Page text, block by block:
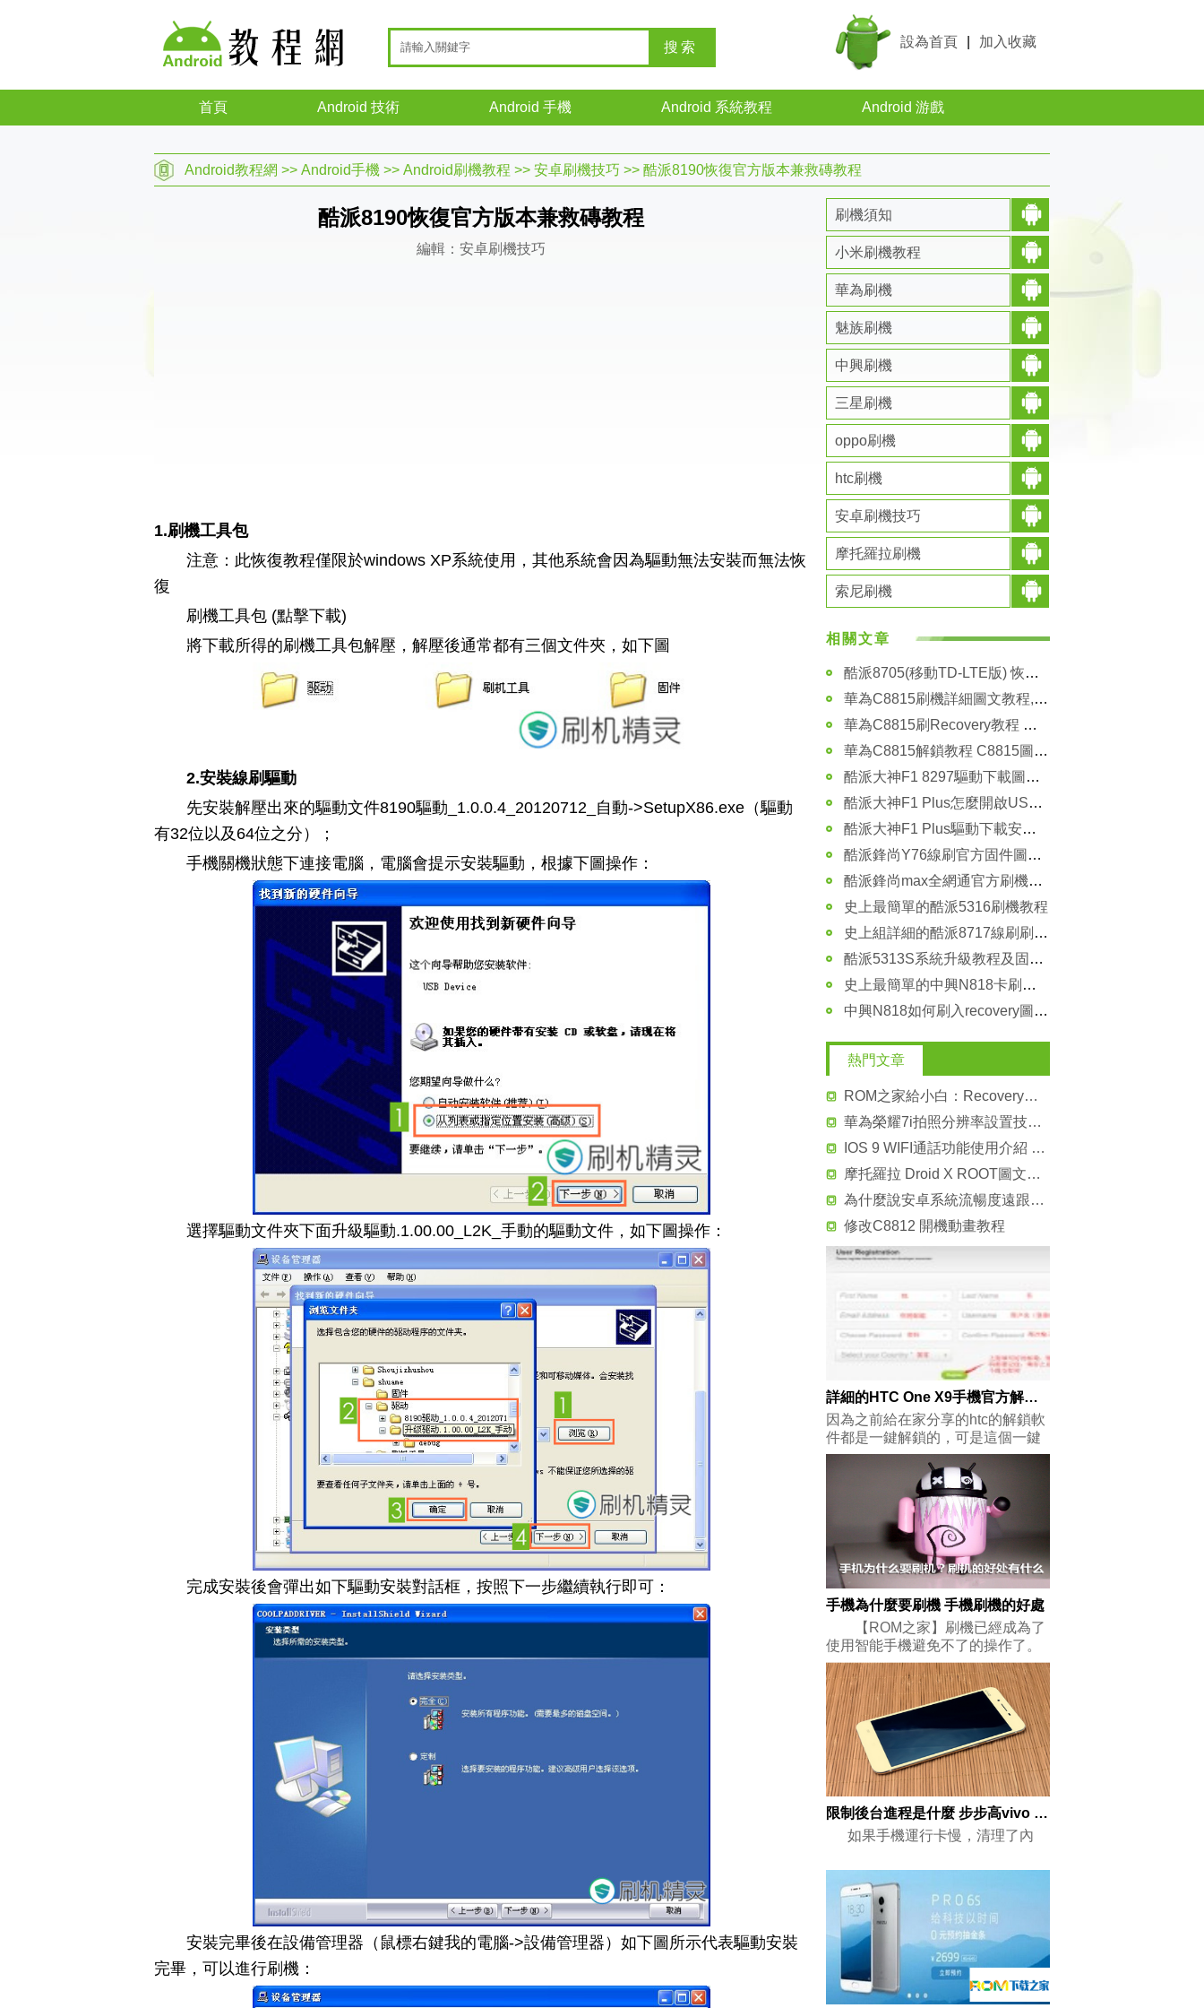
設為首頁 加入收藏
首頁 Android 技術 Android 手機 Android 系統教程 Android 游戲
Android教程網 >> Android手機 >> Android刷機教程 >> 安卓刷機技巧 >> 酷派8190恢復官方版本兼救磚教程
酷派8190恢復官方版本兼救磚教程
編輯：安卓刷機技巧
1.刷機工具包
注意：此恢復教程僅限於windows XP系統使用，其他系統會因為驅動無法安裝而無法恢
復
刷機工具包 (點擊下載)
將下載所得的刷機工具包解壓，解壓後通常都有三個文件夾，如下圖
2.安裝線刷驅動
先安裝解壓出來的驅動文件8190驅動_1.0.0.4_20120712_自動->SetupX86.exe（驅動
有32位以及64位之分）；
手機關機狀態下連接電腦，電腦會提示安裝驅動，根據下圖操作：
選擇驅動文件夾下面升級驅動.1.00.00_L2K_手動的驅動文件，如下圖操作：
完成安裝後會彈出如下驅動安裝對話框，按照下一步繼續執行即可：
安裝完畢後在設備管理器（鼠標右鍵我的電腦->設備管理器）如下圖所示代表驅動安裝
完畢，可以進行刷機：
刷機須知
小米刷機教程
華為刷機
魅族刷機
中興刷機
三星刷機
oppo刷機
htc刷機
安卓刷機技巧
摩托羅拉刷機
索尼刷機
相關文章
酷派8705(移動TD-LTE版) 恢復官方兼救磚
華為C8815刷機詳細圖文教程,華為C8815一鍵刷機教程
華為C8815刷Recovery教程 詳細圖解小白也不怕不怕啦 刷機必備
華為C8815解鎖教程 C8815圖文解鎖教程
酷派大神F1 8297驅動下載圖文安裝教程
酷派大神F1 Plus怎麼開啟USB調試模式？
酷派大神F1 Plus驅動下載安裝教程
酷派鋒尚Y76線刷官方固件圖文教程和詳解方法
酷派鋒尚max全網通官方刷機教程圖文詳解
史上最簡單的酷派5316刷機教程
史上組詳細的酷派8717線刷刷機教程
酷派5313S系統升級教程及固件升級包下載
史上最簡單的中興N818卡刷刷機教程
中興N818如何刷入recovery圖文教程
熱門文章
ROM之家給小白：Recovery界面及常見功能使用說明
華為榮耀7i拍照分辨率設置技巧教程 其實很簡單！
IOS 9 WIFI通話功能使用介紹 菜鳥必看！
摩托羅拉 Droid X ROOT圖文教程 ROOT工具下載
為什麼說安卓系統流暢度遠跟不上IOS系統？原因太屌了！
修改C8812 開機動畫教程
詳細的HTC One X9手機官方解鎖教程
因為之前給在家分享的htc的解鎖軟
件都是一鍵解鎖的，可是這個一鍵
解鎖軟件
手機為什麼要刷機 手機刷機的好處
【ROM之家】刷機已經成為了
使用智能手機避免不了的操作了。
但是一
限制後台進程是什麼 步步高vivo X6限制後台進程操作步驟
如果手機運行卡慢，清理了內